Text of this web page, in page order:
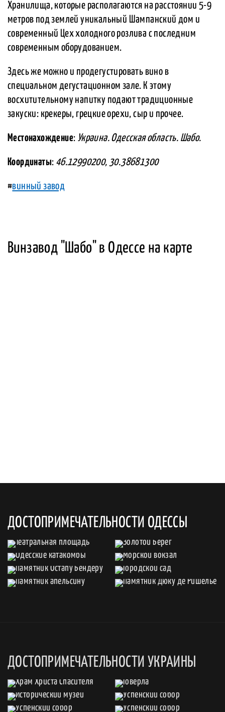
Хранилища, которые располагаются на расстоянии 5-9
метров под землей уникальный Шампанский дом и
современный Цех холодного розлива с последним
современным оборудованием.
Здесь же можно и продегустировать вино в
специальном дегустационном зале. К этому
восхитительному напитку подают традиционные
закуски: крекеры, грецкие орехи, сыр и прочее.
Местонахождение: Украина. Одесская область. Шабо.
Координаты: 46.12990200, 30.38681300
#винный завод
Винзавод "Шабо" в Одессе на карте
ДОСТОПРИМЕЧАТЕЛЬНОСТИ ОДЕССЫ
ДОСТОПРИМЕЧАТЕЛЬНОСТИ УКРАИНЫ